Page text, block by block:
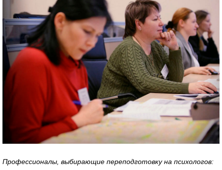
Профессионалы, выбирающие переподготовку на психологов: